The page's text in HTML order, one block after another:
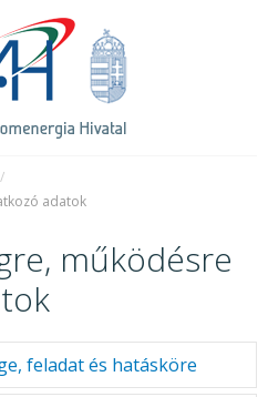
/
adatok
működésre
feladat és hatásköre